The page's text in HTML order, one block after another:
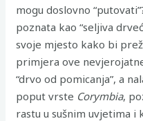
mogu doslovno
poznata kao “seljiva
svoje mjesto kako bi
primjera ove
“drvo od pomicanja”, a
poput vrste Corymbia,
rastu u sušnim uvjetima